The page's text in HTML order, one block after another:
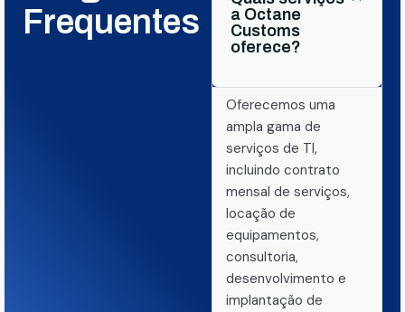
Frequentes
a Octane
Customs
oferece?
Oferecemos uma
ampla gama de
serviços de TI,
incluindo contrato
mensal de serviços,
locação de
equipamentos,
consultoria,
desenvolvimento e
implantação de